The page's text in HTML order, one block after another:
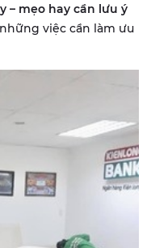
– mẹo hay cần lưu ý
việc cần làm ưu